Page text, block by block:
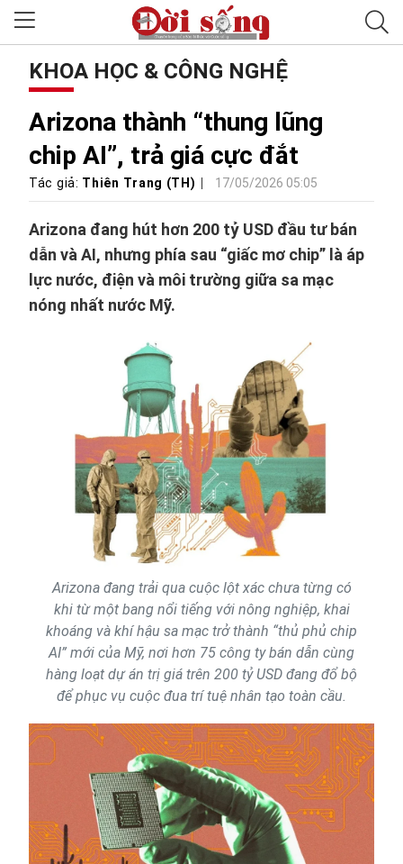
KHOA HỌC & CÔNG NGHỆ
Arizona thành “thung lũng
chip AI”, trả giá cực đắt
Tác giả: Thiên Trang (TH) 17/05/2026 05:05
Arizona đang hút hơn 200 tỷ USD đầu tư bán
dẫn và AI, nhưng phía sau “giấc mơ chip” là áp
lực nước, điện và môi trường giữa sa mạc
nóng nhất nước Mỹ.
Arizona đang trải qua cuộc lột xác chưa từng có
khi từ một bang nổi tiếng với nông nghiệp, khai
khoáng và khí hậu sa mạc trở thành “thủ phủ chip
AI” mới của Mỹ, nơi hơn 75 công ty bán dẫn cùng
hàng loạt dự án trị giá trên 200 tỷ USD đang đổ bộ
để phục vụ cuộc đua trí tuệ nhân tạo toàn cầu.